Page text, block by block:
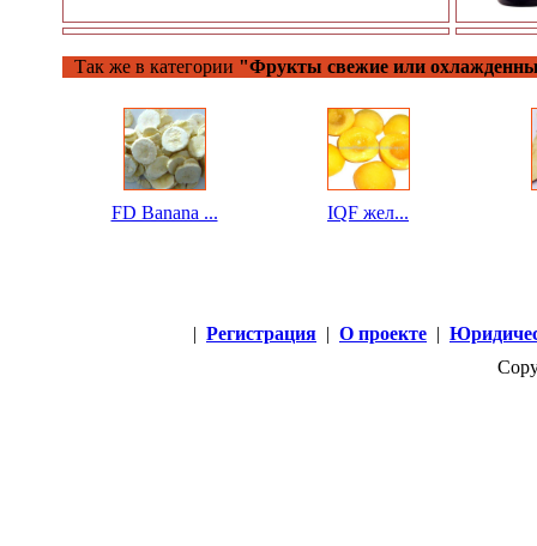
Так же в категории "Фрукты свежие или
FD Banana ... IQF жел...
| Регистрация | О проекте |